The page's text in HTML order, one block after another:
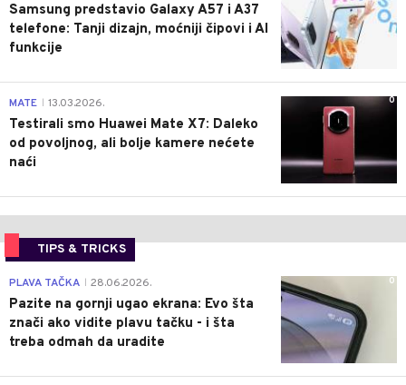
Samsung predstavio Galaxy A57 i A37
telefone: Tanji dizajn, moćniji čipovi i AI
funkcije
0
MATE 13.03.2026.
Testirali smo Huawei Mate X7: Daleko
od povoljnog, ali bolje kamere nećete
naći
TIPS & TRICKS
0
PLAVA TAČKA 28.06.2026.
Pazite na gornji ugao ekrana: Evo šta
znači ako vidite plavu tačku - i šta
treba odmah da uradite